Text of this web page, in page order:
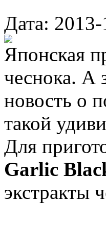
Дата:
Японская
чеснока. А
новость о
такой
Для
Garlic
экстракты